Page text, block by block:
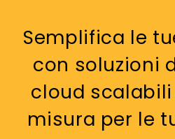
Semplifica le
con soluzioni
cloud
misura per le